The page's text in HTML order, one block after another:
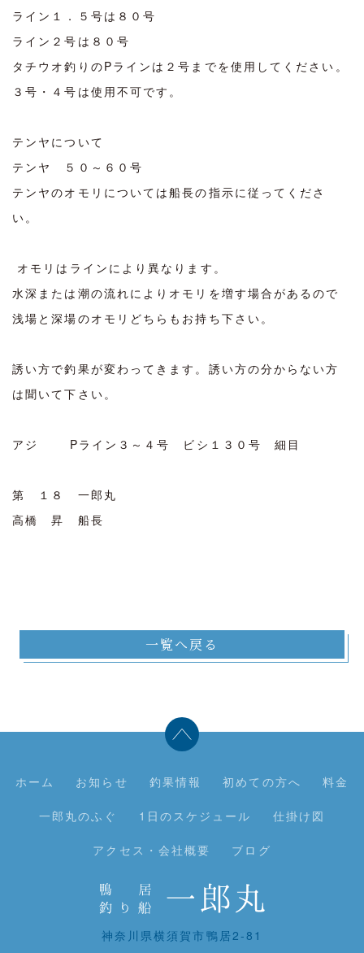
ライン１．５号は８０号
ライン２号は８０号
タチウオ釣りのPラインは２号までを使用してください。
３号・４号は使用不可です。
テンヤについて
テンヤ ５０～６０号
テンヤのオモリについては船長の指示に従ってくださ
い。
オモリはラインにより異なります。
水深または潮の流れによりオモリを増す場合があるので
浅場と深場のオモリどちらもお持ち下さい。
誘い方で釣果が変わってきます。誘い方の分からない方
は聞いて下さい。
アジ Pライン３～４号 ビシ１３０号 細目
第 １８ 一郎丸
高橋 昇 船長
一覧へ戻る
ホーム お知らせ 釣果情報 初めての方へ 料金
一郎丸のふぐ 1日のスケジュール 仕掛け図
アクセス・会社概要 ブログ
神奈川県横須賀市鴨居2-81